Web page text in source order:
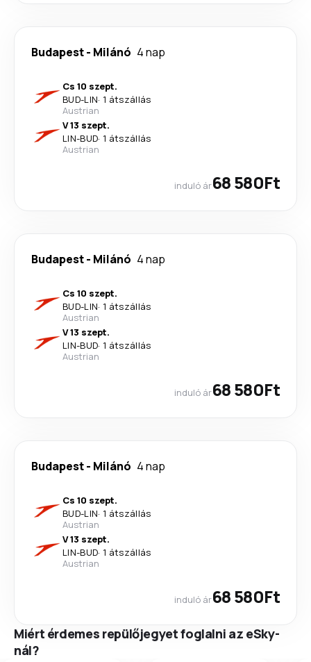
Budapest- Milánó 4 nap
Cs 10 szept.
BUD-LIN· 1 átszállás
Austrian
V 13 szept.
LIN-BUD· 1 átszállás
Austrian
induló ár68 580Ft
Budapest- Milánó 4 nap
Cs 10 szept.
BUD-LIN· 1 átszállás
Austrian
V 13 szept.
LIN-BUD· 1 átszállás
Austrian
induló ár68 580Ft
Budapest- Milánó 4 nap
Cs 10 szept.
BUD-LIN· 1 átszállás
Austrian
V 13 szept.
LIN-BUD· 1 átszállás
Austrian
induló ár68 580Ft
Miért érdemes repülőjegyet foglalni az eSky-
nál?